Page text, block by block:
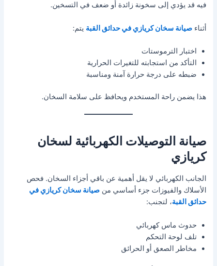
فيه قد يؤدي إلى سخونة زائدة أو ضعف في التسخين.
أثناءصيانة سخان كريازي في حدائق القبة يتم:
اختبار الترموستات
التأكد من استجابته للتغيرات الحرارية
ضبطه على درجة حرارة آمنة ومناسبة
هذا يضمن راحة المستخدم ويحافظ على سلامة السخان.
صيانة التوصيلات الكهربائية لسخان
كريازي
الجانب الكهربائي لا يقل أهمية عن باقي أجزاء السخان. فحص
الأسلاك والفيوزات جزء أساسي منصيانة سخان كريازي في
حدائق القبة، لتجنب:
حدوث ماس كهربائي
تلف لوحة التحكم
مخاطر الصعق أو الحرائق